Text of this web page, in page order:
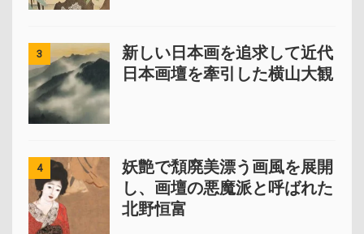
3
新しい日本画を追求して近代
日本画壇を牽引した横山大観
4
妖艶で頽廃美漂う画風を展開
し、画壇の悪魔派と呼ばれた
北野恒富